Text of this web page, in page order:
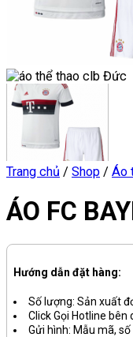
Trang chủ / Shop / Áo
ÁO FC
Hướng dẫn đặt hàng:
Số lượng: Sản xuất
Click Gọi Hotline bên
Gửi hình: Mẫu mã,